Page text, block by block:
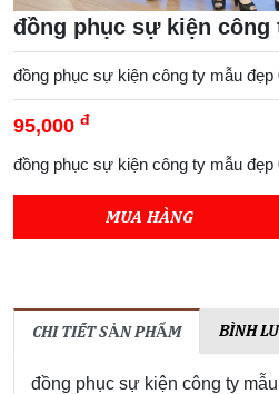
đồng phục sự kiện công
đồng phục sự kiện công ty mẫu đẹp
95,000 đ
đồng phục sự kiện công ty mẫu đẹp
MUA HÀNG
CHI TIẾT SẢN PHẨM BÌNH
đồng phục sự kiện công ty